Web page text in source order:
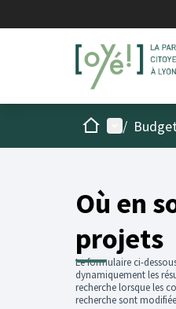
AccueilMenu
/
Où en
projets
Le formulaire ci-
dynamiquement les
recherche lorsque les
recherche sont